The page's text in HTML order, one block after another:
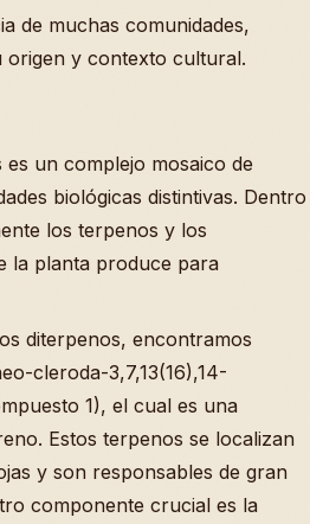
de muchas comunidades,
origen y contexto cultural.
un complejo mosaico de
biológicas distintivas. Dentro
los terpenos y los
la planta produce para
diterpenos, encontramos
cleroda-3,7,13(16),14-
1), el cual es una
Estos terpenos se localizan
y son responsables de gran
componente crucial es la